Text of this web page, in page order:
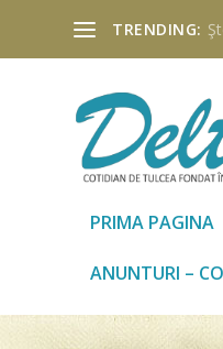
TRENDING:
PRIMA PAGINA
ANUNTURI –